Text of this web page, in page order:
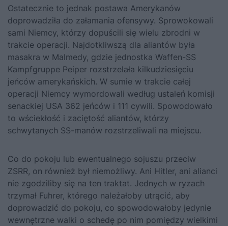
Ostatecznie to jednak postawa Amerykanów
doprowadziła do załamania ofensywy. Sprowokowali
sami Niemcy, którzy dopuścili się wielu zbrodni w
trakcie operacji. Najdotkliwszą dla aliantów była
masakra w Malmedy, gdzie jednostka Waffen-SS
Kampfgruppe Peiper rozstrzelała kilkudziesięciu
jeńców amerykańskich. W sumie w trakcie całej
operacji Niemcy wymordowali według ustaleń komisji
senackiej USA 362 jeńców i 111 cywili. Spowodowało
to wściekłość i zaciętość aliantów, którzy
schwytanych SS-manów rozstrzeliwali na miejscu.
Co do pokoju lub ewentualnego sojuszu przeciw
ZSRR, on również był niemożliwy. Ani Hitler, ani alianci
nie zgodziliby się na ten traktat. Jednych w ryzach
trzymał Fuhrer, którego należałoby utrącić, aby
doprowadzić do pokoju, co spowodowałoby jedynie
wewnętrzne walki o schedę po nim pomiędzy wielkimi